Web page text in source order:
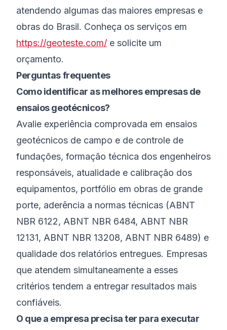
atendendo algumas das maiores empresas e
obras do Brasil. Conheça os serviços em
https://geoteste.com/ e solicite um
orçamento.
Perguntas frequentes
Como identificar as melhores empresas de
ensaios geotécnicos?
Avalie experiência comprovada em ensaios
geotécnicos de campo e de controle de
fundações, formação técnica dos engenheiros
responsáveis, atualidade e calibração dos
equipamentos, portfólio em obras de grande
porte, aderência a normas técnicas (ABNT
NBR 6122, ABNT NBR 6484, ABNT NBR
12131, ABNT NBR 13208, ABNT NBR 6489) e
qualidade dos relatórios entregues. Empresas
que atendem simultaneamente a esses
critérios tendem a entregar resultados mais
confiáveis.
O que a empresa precisa ter para executar